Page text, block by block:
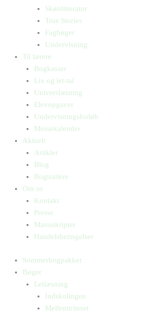
Skønlitteratur
True Stories
Fagbøger
Undervisning
Til lærere
Bogkasser
Lix og let-tal
Universlæsning
Elevopgaver
Undervisningsforløb
Messekalender
Aktuelt
Artikler
Blog
Bogtrailere
Om os
Kontakt
Presse
Manuskripter
Handelsbetingelser
Sommerbogpakker
Bøger
Letlæsning
Indskolingen
Mellemtrinnet